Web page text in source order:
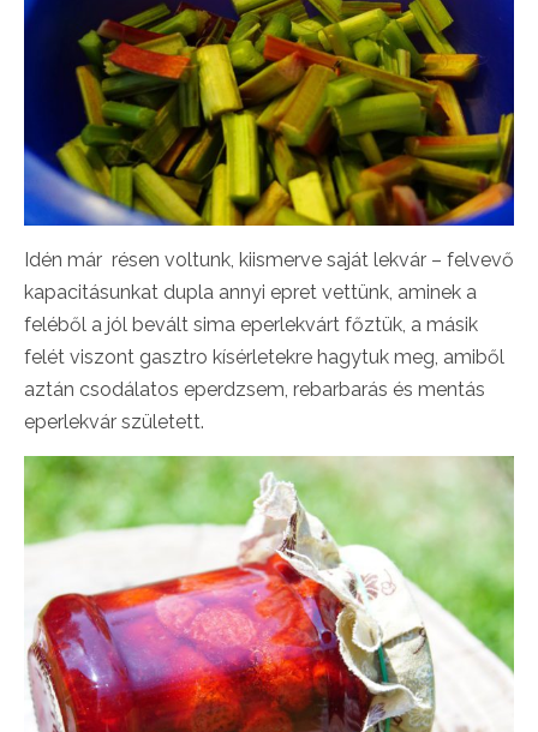
Idén már résen voltunk, kiismerve saját lekvár – felvevő
kapacitásunkat dupla annyi epret vettünk, aminek a
feléből a jól bevált sima eperlekvárt főztük, a másik
felét viszont gasztro kísérletekre hagytuk meg, amiből
aztán csodálatos eperdzsem, rebarbarás és mentás
eperlekvár született.